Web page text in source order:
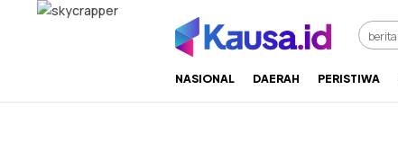
kausa
menuntaskan makna berita
NASIONAL DAERAH PERISTIWA